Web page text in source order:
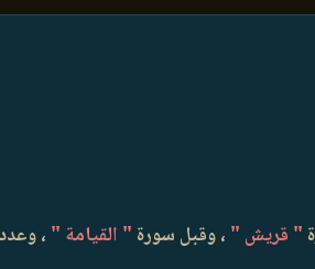
" قريش " ، وقبل سورة " القيامة "،